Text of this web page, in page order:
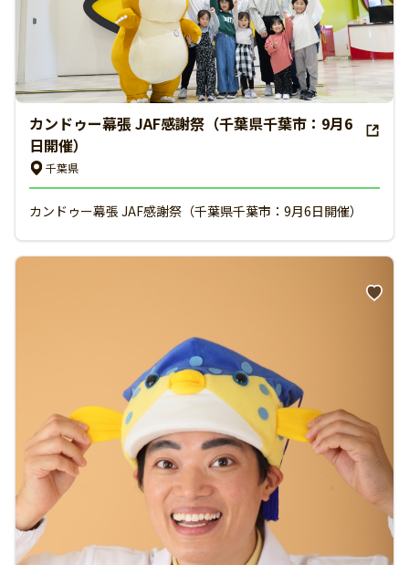
カンドゥー幕張 JAF感謝祭（千葉県千葉市：9月6
日開催）
千葉県
カンドゥー幕張 JAF感謝祭（千葉県千葉市：9月6日開催）